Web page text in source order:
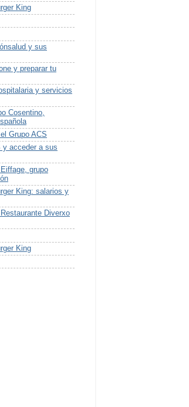
King
y sus
y preparar tu
y servicios
Cosentino,
Grupo ACS
y acceder a sus
grupo
King: salarios y
Diverxo
King